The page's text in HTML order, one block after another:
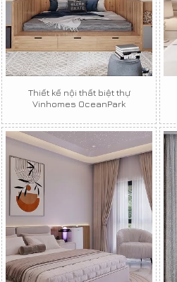
Thiết kế nội thất biệt thự
Vinhomes OceanPark